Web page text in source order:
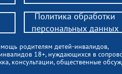
родителям детей-инвалидов,
18+, нуждающихся в
консультации, общественные
Политика обработки
персональных данных